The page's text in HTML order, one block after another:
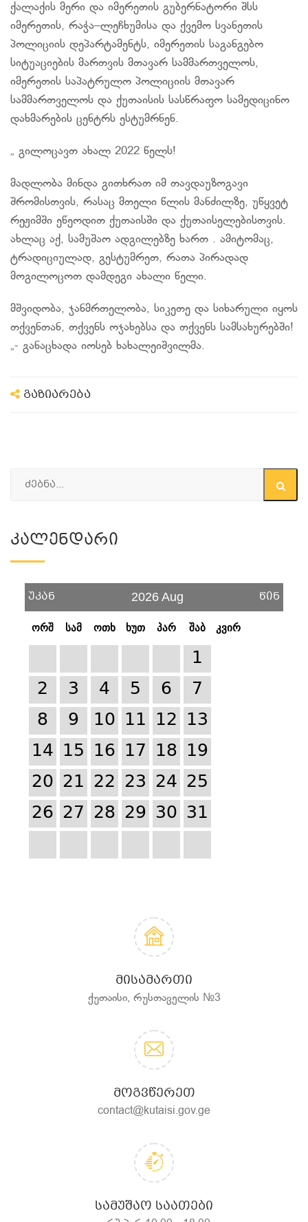
ქალაქის მერი და იმერეთის გუბერნატორი შსს
იმერეთის, რაჭა–ლეჩხუმისა და ქვემო სვანეთის
პოლიციის დეპარტამენტს, იმერეთის საგანგებო
სიტუაციების მართვის მთავარ სამმართველოს,
იმერეთის საპატრულო პოლიციის მთავარ
სამმართველოს და ქუთაისის სასწრაფო სამედიცინო
დახმარების ცენტრს ესტუმრნენ.
„ გილოცავთ ახალ 2022 წელს!
მადლობა მინდა გითხრათ იმ თავდაუზოგავი
შრომისთვის, რასაც მთელი წლის მანძილზე, უწყვეტ
რეჟიმში ეწეოდით ქუთაისში და ქუთაისელებისთვის.
ახლაც აქ, სამუშაო ადგილებზე ხართ . ამიტომაც,
ტრადიციულად, გესტუმრეთ, რათა პირადად
მოგილოცოთ დამდეგი ახალი წელი.
მშვიდობა, ჯანმრთელობა, სიკეთე და სიხარული იყოს
თქვენთან, თქვენს ოჯახებსა და თქვენს სამსახურებში!
„- განაცხადა იოსებ ხახალეიშვილმა.
გაზიარება
Კალენდარი
უკან 2026 Aug წინ
ორშ სამ ოთხ ხუთ პარ შაბ კვირ
1
2
3 4 5 6
7
8
9 10 11 12 13
14 15 16 17 18 19
20 21 22 23 24 25
26 27 28 29 30 31
ᲛᲘᲡᲐᲛᲐᲠᲗᲘ
ქუთაისი, რუსთაველის №3
ᲛᲝᲒᲕᲬᲔᲠᲔᲗ
contact@kutaisi.gov.ge
ᲡᲐᲛᲣᲨᲐᲝ ᲡᲐᲐᲗᲔᲑᲘ